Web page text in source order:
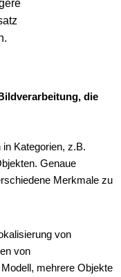
die
Kategorien, z.B.
Genaue
Merkmale zu
von
von
mehrere Objekte